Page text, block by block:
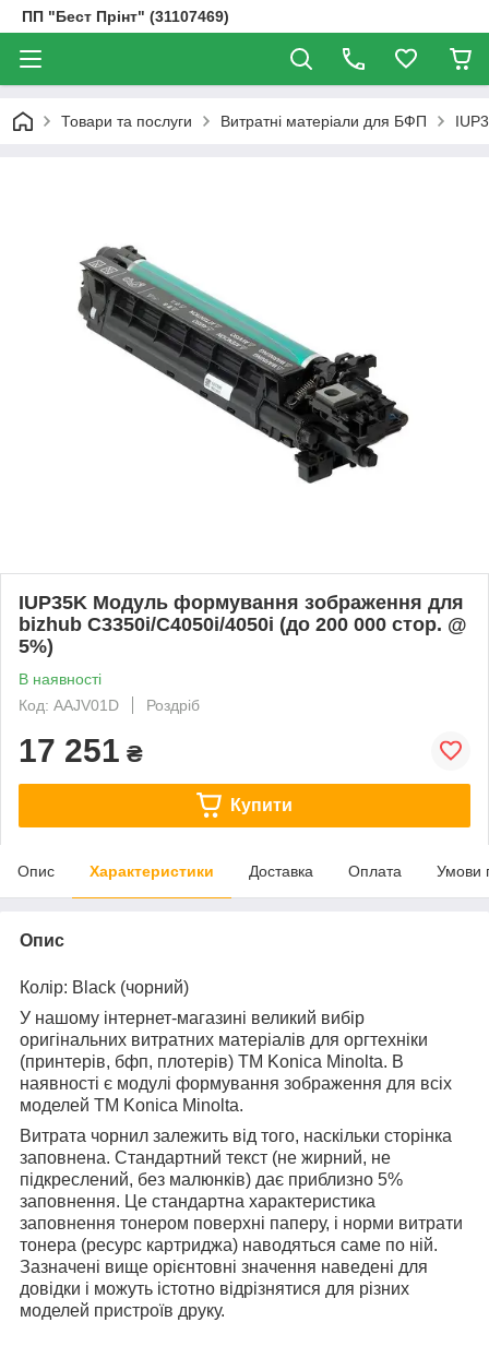
ПП "Бест Прінт" (31107469)
Товари та послуги Витратні матеріали для БФП
IUP35K Модуль формування зображення для
bizhub C3350i/C4050i/4050i (до 200 000 стор. @
5%)
В наявності
Код: AAJV01D
Роздріб
17 251 ₴
Купити
Опис Характеристики Доставка Оплата Умови
Опис
Колір: Black (чорний)
У нашому інтернет-магазині великий вибір
оригінальних витратних матеріалів для оргтехніки
(принтерів, бфп, плотерів) TM Konica Minolta. В
наявності є модулі формування зображення для всіх
моделей TM Konica Minolta.
Витрата чорнил залежить від того, наскільки сторінка
заповнена. Стандартний текст (не жирний, не
підкреслений, без малюнків) дає приблизно 5%
заповнення. Це стандартна характеристика
заповнення тонером поверхні паперу, і норми витрати
тонера (ресурс картриджа) наводяться саме по ній.
Зазначені вище орієнтовні значення наведені для
довідки і можуть істотно відрізнятися для різних
моделей пристроїв друку.